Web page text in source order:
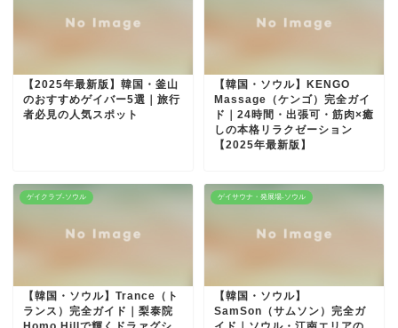
【2025年最新版】韓国・釜山
のおすすめゲイバー5選｜旅行
者必見の人気スポット
【韓国・ソウル】KENGO
Massage（ケンゴ）完全ガイ
ド｜24時間・出張可・筋肉×癒
しの本格リラクゼーション
【2025年最新版】
ゲイクラブ-ソウル
【韓国・ソウル】Trance（ト
ランス）完全ガイド｜梨泰院
ゲイサウナ・発展場-ソウル
【韓国・ソウル】
SamSon（サムソン）完全ガ